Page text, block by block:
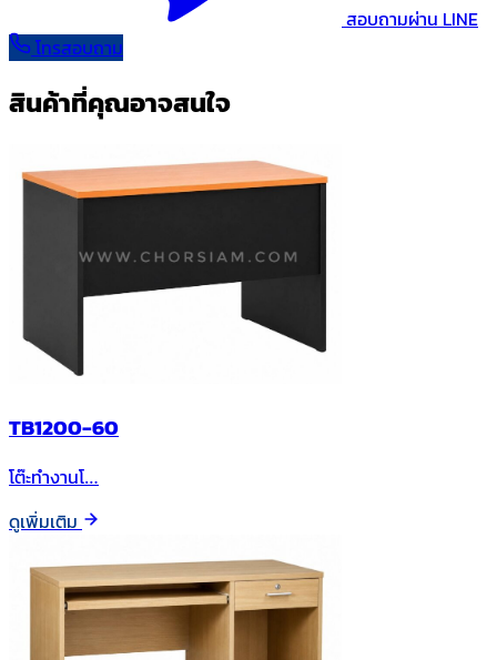
สอบถามผ่าน LINE
โทรสอบถาม
สินค้าที่คุณอาจสนใจ
TB1200-60
โต๊ะทำงานโ…
ดูเพิ่มเติม